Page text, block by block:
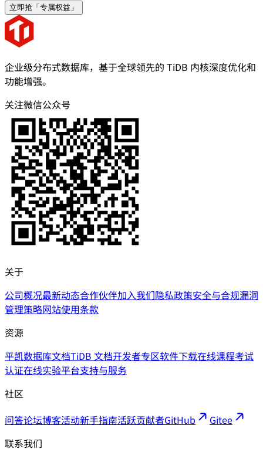
立即抢「专属权益」
企业级分布式数据库，基于全球领先的 TiDB 内核深度优化和
功能增强。
关注微信公众号
关于
公司概况最新动态合作伙伴加入我们隐私政策安全与合规漏洞
管理策略网站使用条款
资源
平凯数据库文档TiDB 文档开发者专区软件下载在线课程考试
认证在线实验平台支持与服务
社区
问答论坛博客活动新手指南活跃贡献者GitHub
Gitee
联系我们